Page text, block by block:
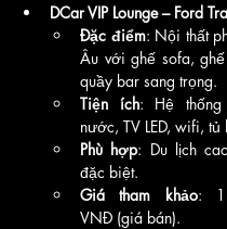
DCar VIP Lounge – Ford
Đặc điểm: Nội thất
Âu với ghế sofa,
quầy bar sang trọng.
Tiện ích: Hệ thống
nước, TV LED, wifi, tủ
Phù hợp: Du lịch
đặc biệt.
Giá tham khảo:
VNĐ (giá bán).